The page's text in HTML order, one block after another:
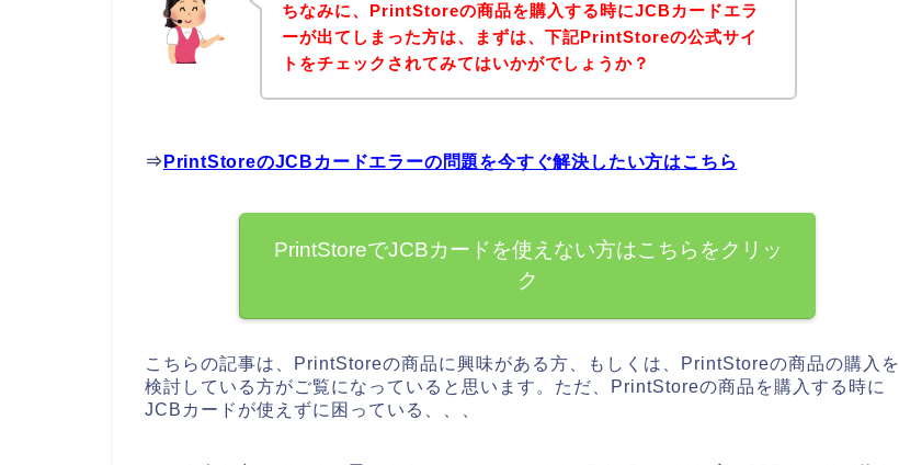
ちなみに、PrintStoreの商品を購入する時にJCBカードエラ
ーが出てしまった方は、まずは、下記PrintStoreの公式サイ
トをチェックされてみてはいかがでしょうか？
⇒ PrintStoreのJCBカードエラーの問題を今すぐ解決したい方はこちら
PrintStoreでJCBカードを使えない方はこちらをクリッ
ク
こちらの記事は、PrintStoreの商品に興味がある方、もしくは、PrintStoreの商品の購入を
検討している方がご覧になっていると思います。ただ、PrintStoreの商品を購入する時に
JCBカードが使えずに困っている、、、